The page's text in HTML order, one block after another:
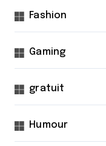
Fashion
Gaming
gratuit
Humour